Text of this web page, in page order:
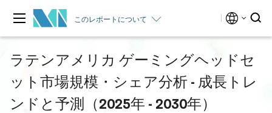
このレポートについて
ラテンアメリカ ゲーミングヘッドセ
ット市場規模・シェア分析 - 成長トレ
ンドと予測（2025年 - 2030年）